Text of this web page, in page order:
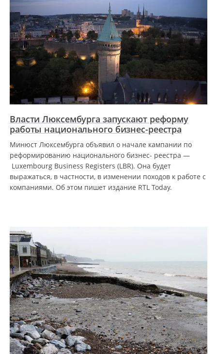
Власти Люксембурга запускают реформу
работы национального бизнес-реестра
Минюст Люксембурга объявил о начале кампании по
реформированию национального бизнес- реестра —
Luxembourg Business Registers (LBR). Она будет
выражаться, в частности, в изменении походов к работе с
компаниями. Об этом пишет издание RTL Today.